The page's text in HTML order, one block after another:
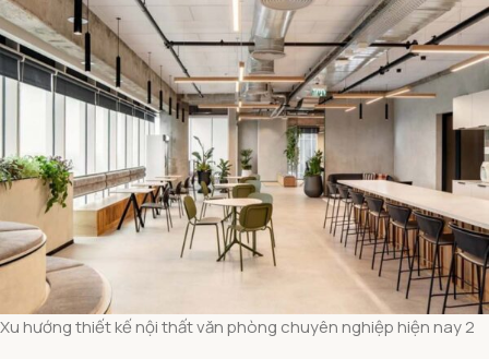
Xu hướng thiết kế nội thất văn phòng chuyên nghiệp hiện nay 2